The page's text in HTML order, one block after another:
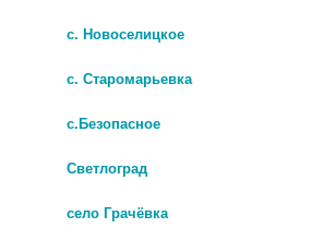
с. Новоселицкое
с. Старомарьевка
с.Безопасное
Светлоград
село Грачёвка